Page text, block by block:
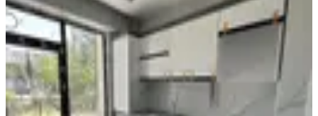
Yeşilyurt, Zaviye Mahallesi
2+1
·110 m²
20.000 ₺